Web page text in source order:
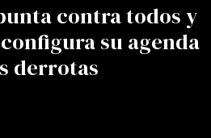
contra todos y
su agenda
derrotas